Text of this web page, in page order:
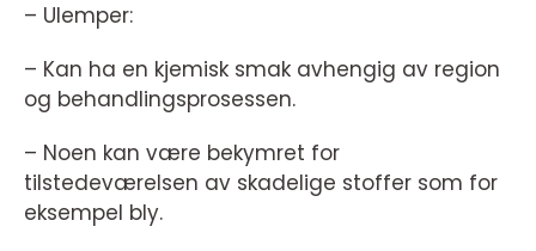
– Ulemper:
– Kan ha en kjemisk smak avhengig av region
og behandlingsprosessen.
– Noen kan være bekymret for
tilstedeværelsen av skadelige stoffer som for
eksempel bly.